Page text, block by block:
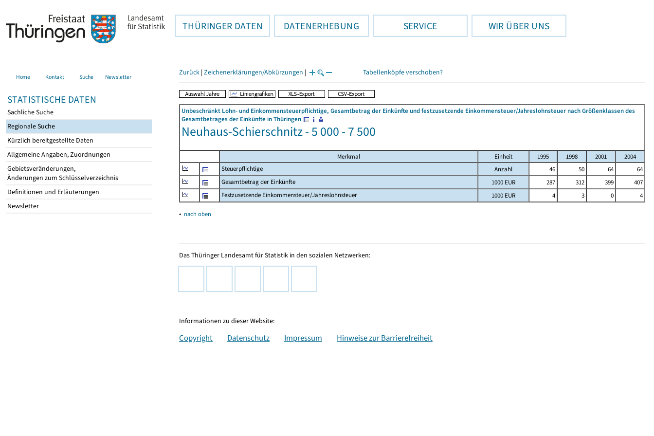
THÜRINGER DATEN DATENERHEBUNG SERVICE WIR ÜBER UNS
Home Kontakt Suche Newsletter
STATISTISCHE DATEN
Sachliche Suche
Regionale Suche
Kürzlich bereitgestellte Daten
Allgemeine Angaben, Zuordnungen
Gebietsveränderungen,
Änderungen zum Schlüsselverzeichnis
Definitionen und Erläuterungen
Newsletter
Zurück | Zeichenerklärungen/Abkürzungen | Tabellenköpfe verschoben?
Unbeschränkt Lohn- und Einkommensteuerpflichtige, Gesamtbetrag der Einkünfte und festzusetzende Einkommensteuer/Jahreslohnsteuer nach Größenklassen des
Gesamtbetrages der Einkünfte in Thüringen
Neuhaus-Schierschnitz - 5 000 - 7 500
Merkmal Einheit 1995 1998 2001
2004
Steuerpflichtige
Anzahl 46 50 64
64
Gesamtbetrag der Einkünfte
1000 EUR 287 312 399
407
Festzusetzende Einkommensteuer/Jahreslohnsteuer
1000 EUR 4 3 0 4
▴ nach oben
Das Thüringer Landesamt für Statistik in den sozialen Netzwerken:
Informationen zu dieser Website:
Copyright Datenschutz Impressum Hinweise zur Barrierefreiheit